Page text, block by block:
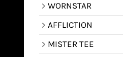
WORNSTAR
AFFLICTION
MISTER TEE